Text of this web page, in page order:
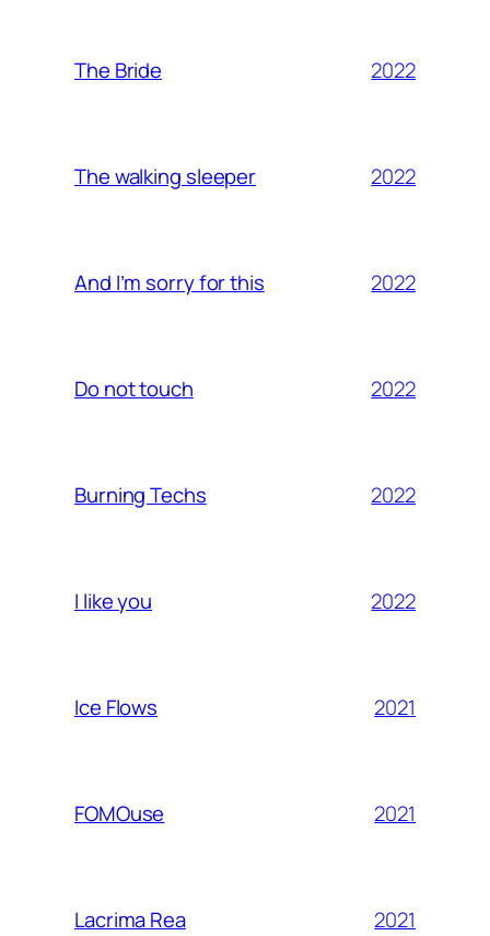
The Bride 2022
The walking sleeper 2022
And I’m sorry for this 2022
Do not touch 2022
Burning Techs 2022
I like you 2022
Ice Flows 2021
FOMOuse 2021
Lacrima Rea 2021